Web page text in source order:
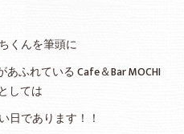
くんを筆頭に
ふれている Cafe＆Bar MOCHI
しては
日であります！！